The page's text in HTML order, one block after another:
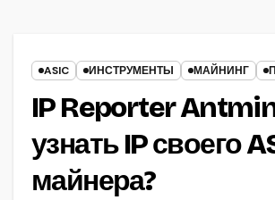
ASIC ИНСТРУМЕНТЫ МАЙНИНГ
IP Reporter
узнать IP своего
майнера?